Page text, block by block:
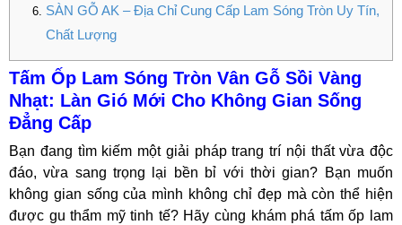
SÀN GỖ AK – Địa Chỉ Cung Cấp Lam Sóng Tròn Uy Tín,
Chất Lượng
Tấm Ốp Lam Sóng Tròn Vân Gỗ Sồi Vàng
Nhạt: Làn Gió Mới Cho Không Gian Sống
Đẳng Cấp
Bạn đang tìm kiếm một giải pháp trang trí nội thất vừa độc
đáo, vừa sang trọng lại bền bỉ với thời gian? Bạn muốn
không gian sống của mình không chỉ đẹp mà còn thể hiện
được gu thẩm mỹ tinh tế? Hãy cùng khám phá tấm ốp lam